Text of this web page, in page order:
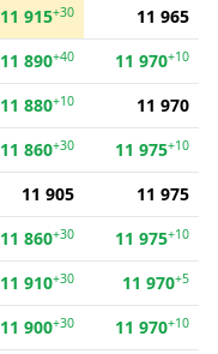
11 915+30
11 965
11 890+40 11 970+10
11 880+10
11 970
11 860+30 11 975+10
11 905
11 975
11 860+30 11 975+10
11 910+30 11 970+5
11 900+30 11 970+10